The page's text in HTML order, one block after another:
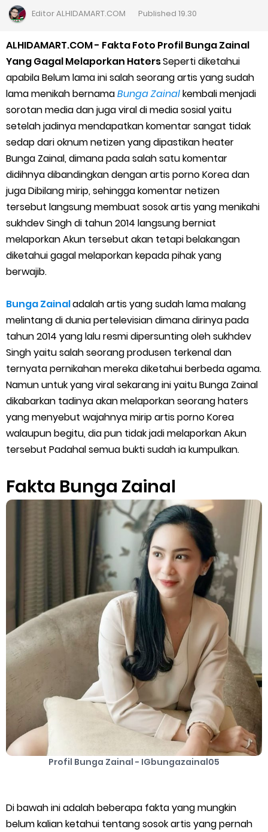
Cara Daftar Goshop agar Cepat Diterima
Apa itu Grab Saap? Layanan Antri Online Terbaru Dari Grab
Cara Jitu Mendapat Voucher Gojek Gratis
Cara Ping DNS Server Gojek Gopartner
Cara Mudah Melihat Nomor Shopeepay Sendiri dan Orang Lain
7 Cara Mudah Top Up Grab untuk Driver
5 Versi Map Paling Gacor Untuk Ojek Online
Penyebab dan Cara Memulihkan Akun Gojek Dibekukan
Cara Menghitung Penghasilan Grab Sesuai dengan Orderan
Cara Menggunakan Paket Telkomsel Mitra Gojek
5 Cara Top Up InDriver dengan Mudah
5 Biaya Potongan Shopee Food yang Perlu Kamu Ketahui
10 Cara Jitu Autobid Untuk Lala Motor dan Mobil 2023
Batas Saldo Untuk Akun Gopay Biasa dan Upgrade
Cara Mudah Melihat QR dan Barcode Shopeepay
Enroute Drop: Arti dan Penjelasan Resi Gosend
Cara Ping Server Shopee Food 2022
Cara Menghubungi CS Lalamove dan Jam Operasionalnya
Cara Mengatasi Aplikasi Gojek Mengalami Gangguan
DNS Server Gojek Driver Terbaru 2026: Panduan Lengkap DNS
Server Gojek Terbaru dan IP Server GoPartner Gojek
Saturday, 8 August
EditorALHIDAMART.COM Published 19.30
ALHIDAMART.COM - Fakta Foto Profil Bunga Zainal
Yang Gagal Melaporkan HatersSeperti diketahui
apabila Belum lama ini salah seorang artis yang sudah
lama menikah bernamaBunga Zainalkembali menjadi
sorotan media dan juga viral di media sosial yaitu
setelah jadinya mendapatkan komentar sangat tidak
sedap dari oknum netizen yang dipastikan heater
Bunga Zainal, dimana pada salah satu komentar
didihnya dibandingkan dengan artis porno Korea dan
juga Dibilang mirip, sehingga komentar netizen
tersebut langsung membuat sosok artis yang menikahi
sukhdev Singh di tahun 2014 langsung berniat
melaporkan Akun tersebut akan tetapi belakangan
diketahui gagal melaporkan kepada pihak yang
berwajib.
Bunga Zainaladalah artis yang sudah lama malang
melintang di dunia pertelevisian dimana dirinya pada
tahun 2014 yang lalu resmi dipersunting oleh sukhdev
Singh yaitu salah seorang produsen terkenal dan
ternyata pernikahan mereka diketahui berbeda agama.
Namun untuk yang viral sekarang ini yaitu Bunga Zainal
dikabarkan tadinya akan melaporkan seorang haters
yang menyebut wajahnya mirip artis porno Korea
walaupun begitu, dia pun tidak jadi melaporkan Akun
tersebut Padahal semua bukti sudah ia kumpulkan.
Fakta Bunga Zainal
Profil Bunga Zainal - IGbungazainal05
Di bawah ini adalah beberapa fakta yang mungkin
belum kalian ketahui tentang sosok artis yang pernah